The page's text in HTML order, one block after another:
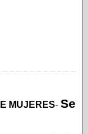
MUJERES- Se